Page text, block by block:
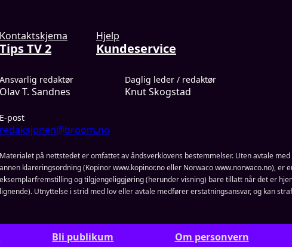
Kontaktskjema
Tips TV 2
Hjelp
Kundeservice
Ansvarlig redaktør
Olav T. Sandnes
Daglig leder / redaktør
Knut Skogstad
E-post
redaksjonen@broom.no
Materialet på nettstedet er omfattet av åndsverklovens bestemmelser. Uten avtale
annen klareringsordning (Kopinor www.kopinor.no eller Norwaco www.norwaco.no), er
eksemplarfremstilling og tilgjengeliggjøring (herunder visning) bare tillatt når det er
lignende). Utnyttelse i strid med lov eller avtale medfører erstatningsansvar, og kan
Bli publikum Om personvern